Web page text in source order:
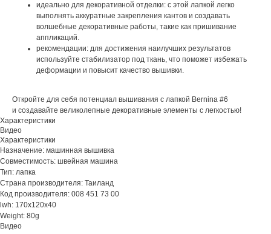
идеально для декоративной отделки: с этой лапкой легко
выполнять аккуратные закрепления кантов и создавать
волшебные декоративные работы, такие как пришивание
аппликаций.
рекомендации: для достижения наилучших результатов
используйте стабилизатор под ткань, что поможет избежать
деформации и повысит качество вышивки.
Откройте для себя потенциал вышивания с лапкой Bernina #6
и создавайте великолепные декоративные элементы с легкостью!
Характеристики
Видео
Характеристики
Назначение: машинная вышивка
Совместимость: швейная машина
Тип: лапка
Страна производителя: Таиланд
Код производителя: 008 451 73 00
lwh: 170x120x40
Weight: 80g
Видео